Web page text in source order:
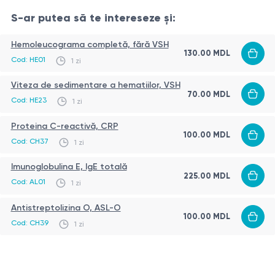
de casă
Dermatophagoides farinae
Acarian
e1
Epiteliu/scuame de pisică
Alergen
Alergen
e82
Epiteliu/păr de iepure
Alergen
es4 Mix de păsări de colivie
Pene și
pasăre
S-ar putea să te intereseze și:
Hemoleucograma completă, fără VSH
Cod: HE01 1 zi
130.00 MDL
Viteza de sedimentare a hematiilor, VSH
Cod: HE23 1 zi
70.00 MDL
Proteina C-reactivă, CRP
Cod: CH37 1 zi
100.00 MDL
Imunoglobulina E, IgE totală
Cod: AL01 1 zi
225.00 MDL
Antistreptolizina О, ASL-O
Cod: CH39 1 zi
100.00 MDL